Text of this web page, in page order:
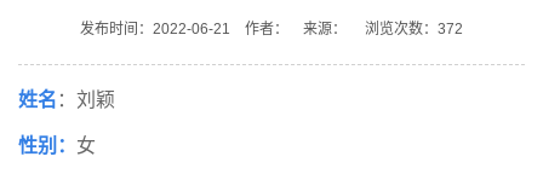
发布时间：2022-06-21 作者： 来源： 浏览次数： 372
姓名 ：刘颖
性别： 女